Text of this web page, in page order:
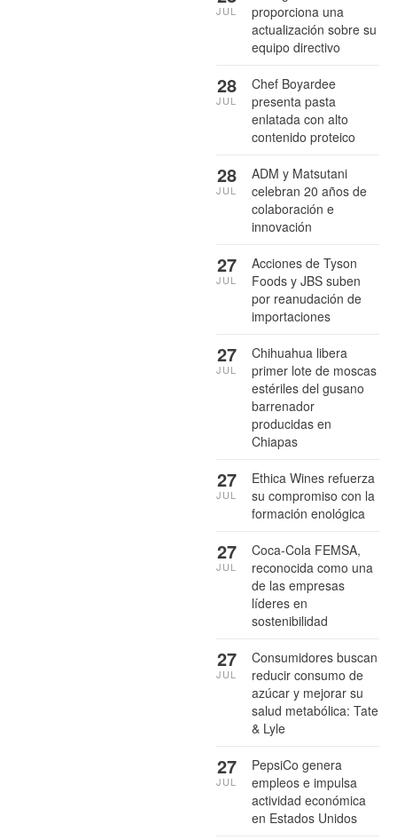
proporciona una
actualización sobre su
equipo directivo
JUL
Chef Boyardee
presenta pasta
enlatada con alto
contenido proteico
28
JUL
ADM y Matsutani
celebran 20 años de
colaboración e
innovación
28
JUL
Acciones de Tyson
Foods y JBS suben
por reanudación de
importaciones
27
JUL
Chihuahua libera
primer lote de moscas
estériles del gusano
barrenador
producidas en
Chiapas
27
JUL
Ethica Wines refuerza
su compromiso con la
formación enológica
27
JUL
Coca-Cola FEMSA,
reconocida como una
de las empresas
líderes en
sostenibilidad
27
JUL
Consumidores buscan
reducir consumo de
azúcar y mejorar su
salud metabólica: Tate
& Lyle
27
JUL
PepsiCo genera
empleos e impulsa
actividad económica
en Estados Unidos
27
JUL